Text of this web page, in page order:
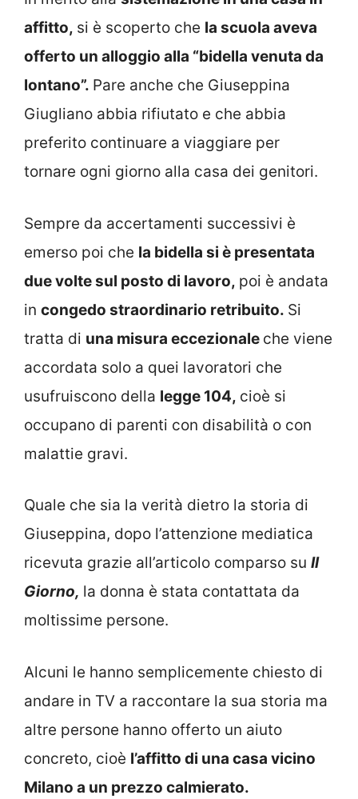
affitto, si è scoperto che la scuola aveva
offerto un alloggio alla “bidella venuta da
lontano”. Pare anche che Giuseppina
Giugliano abbia rifiutato e che abbia
preferito continuare a viaggiare per
tornare ogni giorno alla casa dei genitori.
Sempre da accertamenti successivi è
emerso poi che la bidella si è presentata
due volte sul posto di lavoro, poi è andata
in congedo straordinario retribuito. Si
tratta di una misura eccezionale che viene
accordata solo a quei lavoratori che
usufruiscono della legge 104, cioè si
occupano di parenti con disabilità o con
malattie gravi.
Quale che sia la verità dietro la storia di
Giuseppina, dopo l’attenzione mediatica
ricevuta grazie all’articolo comparso su Il
Giorno, la donna è stata contattata da
moltissime persone.
Alcuni le hanno semplicemente chiesto di
andare in TV a raccontare la sua storia ma
altre persone hanno offerto un aiuto
concreto, cioè l’affitto di una casa vicino
Milano a un prezzo calmierato.